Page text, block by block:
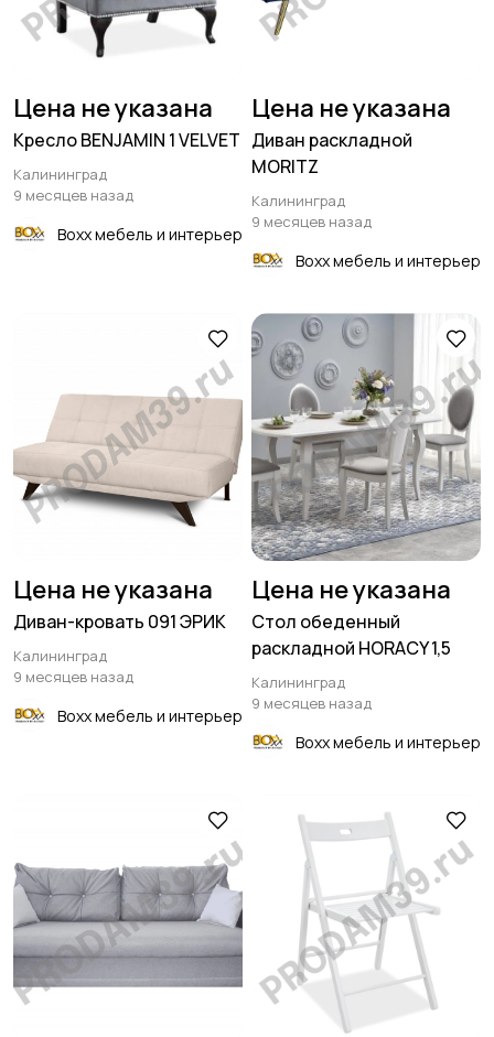
Цена не указана
Кресло BENJAMIN 1 VELVET
Калининград
9 месяцев назад
Boxx мебель и интерьер
Цена не указана
Диван раскладной
MORITZ
Калининград
9 месяцев назад
Boxx мебель и интерьер
Цена не указана
Диван-кровать 091 ЭРИК
Калининград
9 месяцев назад
Boxx мебель и интерьер
Цена не указана
Стол обеденный
раскладной HORACY 1,5
Калининград
9 месяцев назад
Boxx мебель и интерьер